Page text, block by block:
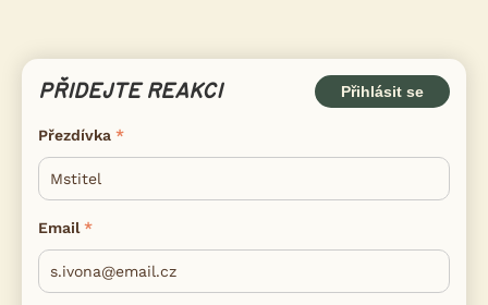
PŘIDEJTE REAKCI Přihlásit se
Přezdívka
Email